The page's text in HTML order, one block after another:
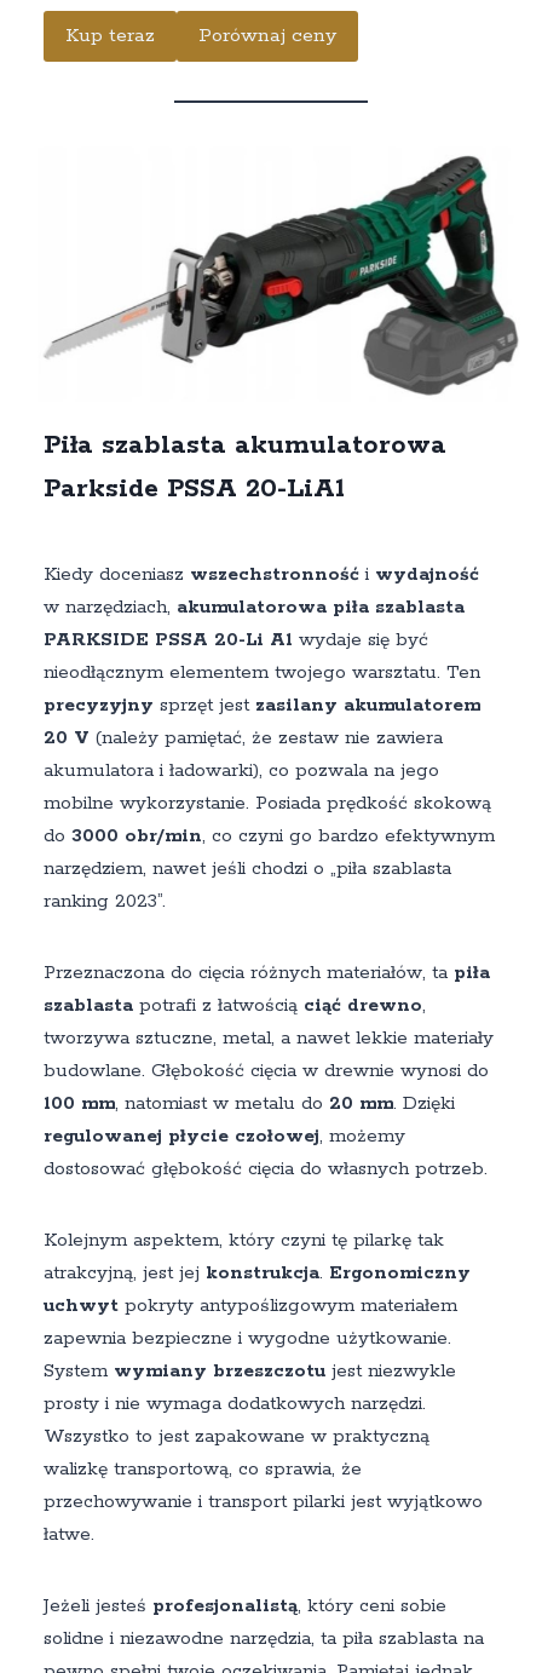
Kup teraz Porównaj ceny
Piła szablasta akumulatorowa
Parkside PSSA 20-LiA1
Kiedy doceniasz wszechstronnośći wydajność
w narzędziach, akumulatorowa piła szablasta
PARKSIDE PSSA 20-Li A1 wydaje się być
nieodłącznym elementem twojego warsztatu. Ten
precyzyjny sprzęt jest zasilany akumulatorem
20 V (należy pamiętać, że zestaw nie zawiera
akumulatora i ładowarki), co pozwala na jego
mobilne wykorzystanie. Posiada prędkość skokową
do 3000 obr/min, co czyni go bardzo efektywnym
narzędziem, nawet jeśli chodzi o „piła szablasta
ranking 2023”.
Przeznaczona do cięcia różnych materiałów, ta piła
szablastapotrafi z łatwością ciąć drewno,
tworzywa sztuczne, metal, a nawet lekkie materiały
budowlane. Głębokość cięcia w drewnie wynosi do
100 mm, natomiast w metalu do 20 mm. Dzięki
regulowanej płycie czołowej, możemy
dostosować głębokość cięcia do własnych potrzeb.
Kolejnym aspektem, który czyni tę pilarkę tak
atrakcyjną, jest jej konstrukcja. Ergonomiczny
uchwytpokryty antypoślizgowym materiałem
zapewnia bezpieczne i wygodne użytkowanie.
System wymiany brzeszczotujest niezwykle
prosty i nie wymaga dodatkowych narzędzi.
Wszystko to jest zapakowane w praktyczną
walizkę transportową, co sprawia, że
przechowywanie i transport pilarki jest wyjątkowo
łatwe.
Jeżeli jesteś profesjonalistą, który ceni sobie
solidne i niezawodne narzędzia, ta piła szablasta na